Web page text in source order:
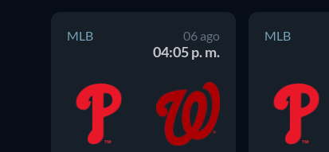
MLB 06 ago
04:05 p. m.
MLB